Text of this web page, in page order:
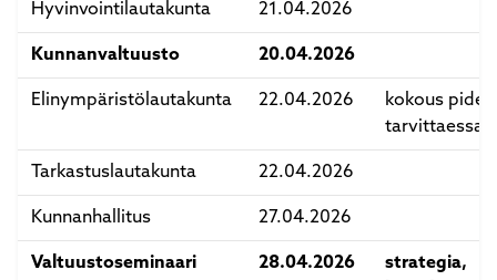
Hyvinvointilautakunta 21.04.2026
Kunnanvaltuusto 20.04.2026
Elinympäristölautakunta 22.04.2026
kokous
tarvittaessa
Tarkastuslautakunta 22.04.2026
Kunnanhallitus 27.04.2026
Valtuustoseminaari 28.04.2026
strategia,